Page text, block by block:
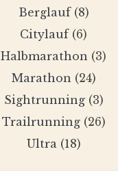
Berglauf(8)
Citylauf(6)
Halbmarathon (3)
Marathon (24)
Sightrunning(3)
Trailrunning(26)
Ultra(18)